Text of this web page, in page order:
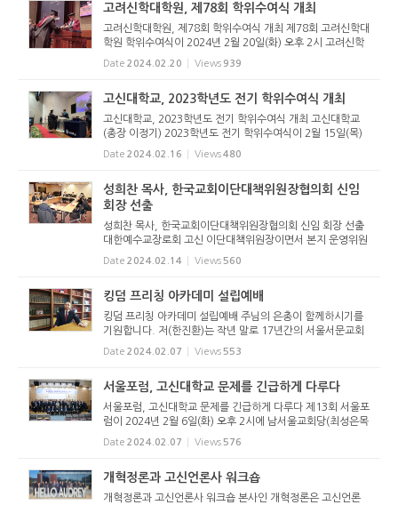
고려신학대학원, 제78회 학위수여식 개최
고려신학대학원, 제78회 학위수여식 개최 제78회 고려신학대
학원 학위수여식이 2024년 2월 20일(화) 오후 2시 고려신학
대학원 강당에서 열렸다. 이날 학위수여식은 졸업생, 교우와
가족, 교무위원, 내빈 등이 참석한 가운데 신학석사 40명, 목
Date 2024.02.20 Views 939
고신대학교, 2023학년도 전기 학위수여식 개최
고신대학교, 2023학년도 전기 학위수여식 개최 고신대학교
(총장 이정기) 2023학년도 전기 학위수여식이 2월 15일(목)
오전 10시 30분 고신대학교 영도캠퍼스 한상동홀에서 진행됐
다. 이날 학위수여식에서는 졸업생과 학부모, 교무위원, 내빈
Date 2024.02.16 Views480
성희찬 목사, 한국교회이단대책위원장협의회 신임
회장 선출
성희찬 목사, 한국교회이단대책위원장협의회 신임 회장 선출
대한예수교장로회 고신 이단대책위원장이면서 본지 운영위원
장이기도 한 성희찬 목사(작은빛교회 담임)가 ‘한국교회 이단
대책위원장 협의회’(이대협) 신임 회장에 선출되었다. 10개
Date 2024.02.14 Views 560
킹덤 프리칭 아카데미 설립예배
킹덤 프리칭 아카데미 설립예배 주님의 은총이 함께하시기를
기원합니다. 저(한진환)는 작년 말로 17년간의 서울서문교회
사역을 마치고 은퇴하였습니다. 올해부터 목회자들의 설교 역
량 함양을 위해 설교연구원(킹덤 프리칭 아카데미)을 설립하
Date 2024.02.07 Views 553
서울포럼, 고신대학교 문제를 긴급하게 다루다
서울포럼, 고신대학교 문제를 긴급하게 다루다 제13회 서울포
럼이 2024년 2월 6일(화) 오후 2시에 남서울교회당(최성은목
사)에서 열렸다. 서울포럼 회원노회(경기 서부, 경기북부, 서
울남부, 서울 서부, 서울중부노회)의 목사 장로 90여명과 전국
Date 2024.02.07 Views 576
개혁정론과 고신언론사 워크숍
개혁정론과 고신언론사 워크숍 본사인 개혁정론은 고신언론